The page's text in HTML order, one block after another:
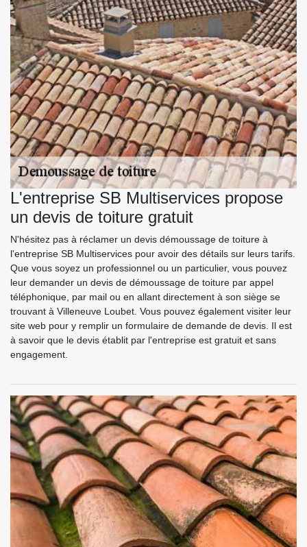
L'entreprise SB Multiservices propose
un devis de toiture gratuit
N'hésitez pas à réclamer un devis démoussage de toiture à
l'entreprise SB Multiservices pour avoir des détails sur leurs tarifs.
Que vous soyez un professionnel ou un particulier, vous pouvez
leur demander un devis de démoussage de toiture par appel
téléphonique, par mail ou en allant directement à son siège se
trouvant à Villeneuve Loubet. Vous pouvez également visiter leur
site web pour y remplir un formulaire de demande de devis. Il est
à savoir que le devis établit par l'entreprise est gratuit et sans
engagement.